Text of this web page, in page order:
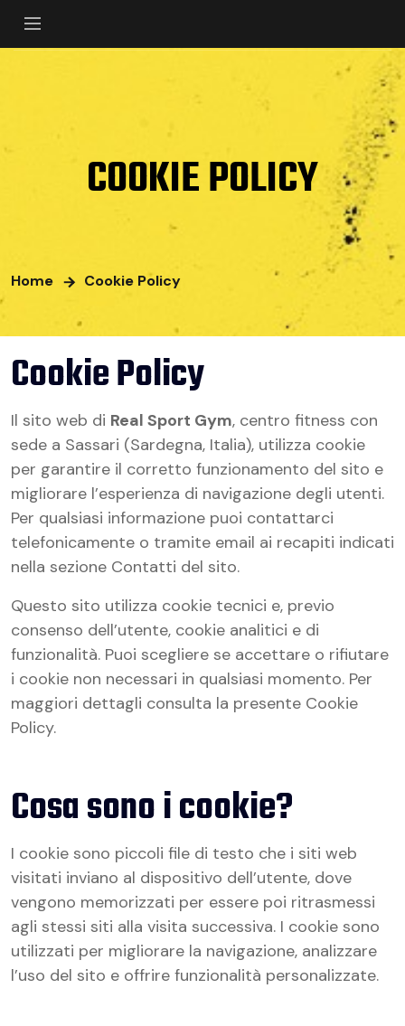
COOKIE POLICY
Home Cookie Policy
Cookie Policy
Il sito web di Real Sport Gym, centro fitness con
sede a Sassari (Sardegna, Italia), utilizza cookie
per garantire il corretto funzionamento del sito e
migliorare l’esperienza di navigazione degli utenti.
Per qualsiasi informazione puoi contattarci
telefonicamente o tramite email ai recapiti indicati
nella sezione Contatti del sito.
Questo sito utilizza cookie tecnici e, previo
consenso dell’utente, cookie analitici e di
funzionalità. Puoi scegliere se accettare o rifiutare
i cookie non necessari in qualsiasi momento. Per
maggiori dettagli consulta la presente Cookie
Policy.
Cosa sono i cookie?
I cookie sono piccoli file di testo che i siti web
visitati inviano al dispositivo dell’utente, dove
vengono memorizzati per essere poi ritrasmessi
agli stessi siti alla visita successiva. I cookie sono
utilizzati per migliorare la navigazione, analizzare
l’uso del sito e offrire funzionalità personalizzate.